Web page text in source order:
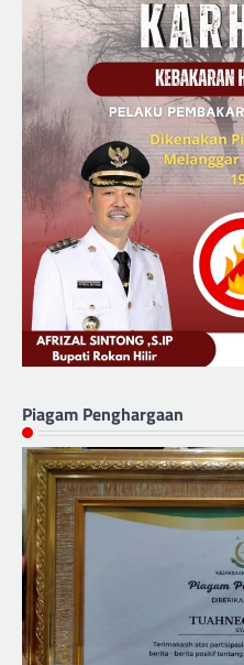
Piagam Penghargaan